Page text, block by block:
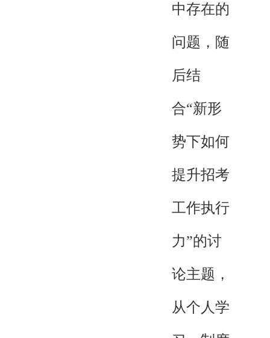
中存在的
问题，随
后结
合“新形
势下如何
提升招考
工作执行
力”的讨
论主题，
从个人学